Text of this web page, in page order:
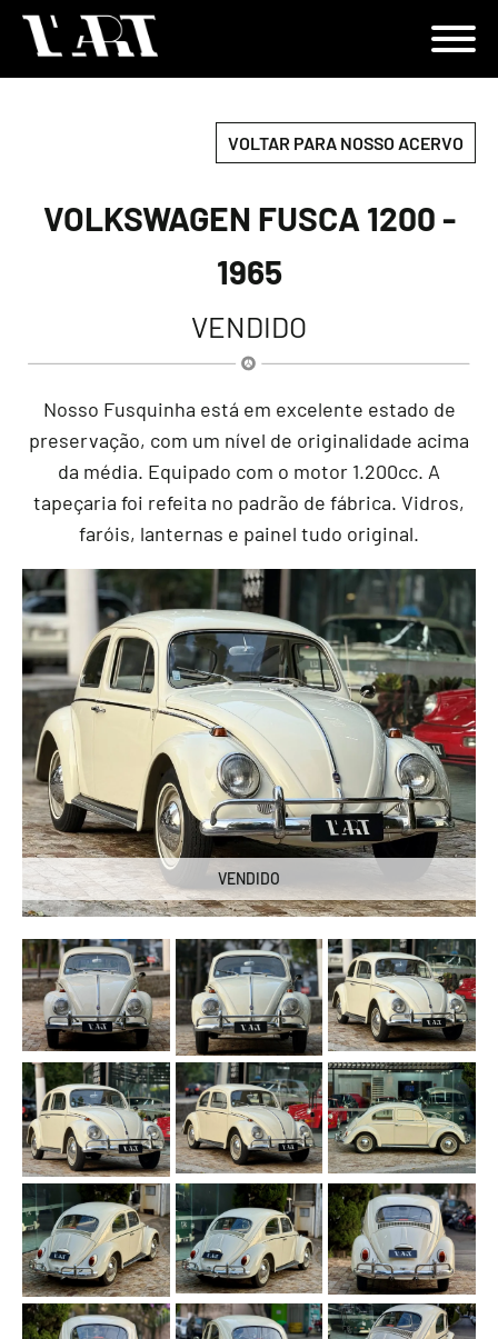
VOLTAR PARA NOSSO ACERVO
VOLKSWAGEN FUSCA 1200 -
1965
VENDIDO
Nosso Fusquinha está em excelente estado de
preservação, com um nível de originalidade acima
da média. Equipado com o motor 1.200cc. A
tapeçaria foi refeita no padrão de fábrica. Vidros,
faróis, lanternas e painel tudo original.
VENDIDO